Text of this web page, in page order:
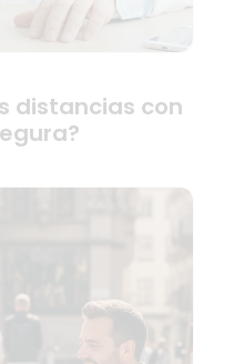
distancias con